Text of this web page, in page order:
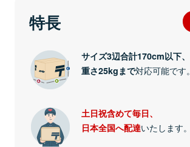
特長
サイズ3辺合計170cm以下、
重さ25kgまで対応可能です。
土日祝含めて毎日、
日本全国へ配達いたします。